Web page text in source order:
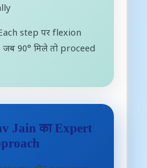
step पर flexion
90° मिले तो proceed
Jain का Expert